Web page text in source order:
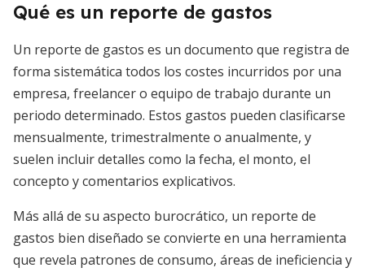
Qué es un reporte de gastos
Un reporte de gastos es un documento que registra de
forma sistemática todos los costes incurridos por una
empresa, freelancer o equipo de trabajo durante un
periodo determinado. Estos gastos pueden clasificarse
mensualmente, trimestralmente o anualmente, y
suelen incluir detalles como la fecha, el monto, el
concepto y comentarios explicativos.
Más allá de su aspecto burocrático, un reporte de
gastos bien diseñado se convierte en una herramienta
que revela patrones de consumo, áreas de ineficiencia y